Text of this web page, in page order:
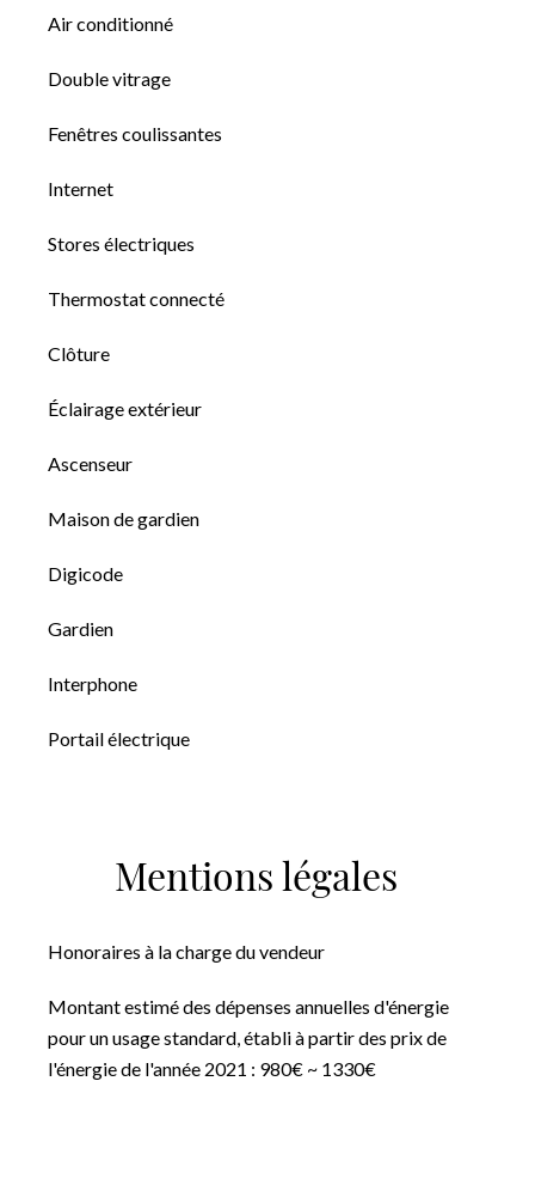
Air conditionné
Double vitrage
Fenêtres coulissantes
Internet
Stores électriques
Thermostat connecté
Clôture
Éclairage extérieur
Ascenseur
Maison de gardien
Digicode
Gardien
Interphone
Portail électrique
Mentions légales
Honoraires à la charge du vendeur
Montant estimé des dépenses annuelles d'énergie
pour un usage standard, établi à partir des prix de
l'énergie de l'année 2021 : 980€ ~ 1330€